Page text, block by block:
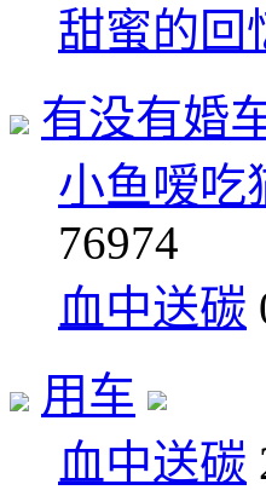
甜蜜的回
有没有婚
小鱼嗳吃
76974
血中送碳
用车
血中送碳